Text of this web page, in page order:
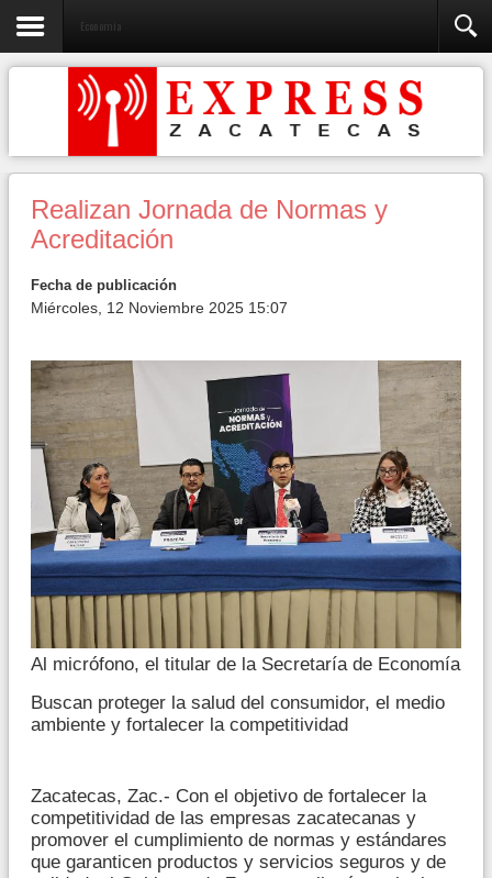
Economía
Realizan Jornada de Normas y
Acreditación
Fecha de publicación
Miércoles, 12 Noviembre 2025 15:07
Al micrófono, el titular de la Secretaría de Economía
Buscan proteger la salud del consumidor, el medio
ambiente y fortalecer la competitividad
Zacatecas, Zac.- Con el objetivo de fortalecer la
competitividad de las empresas zacatecanas y
promover el cumplimiento de normas y estándares
que garanticen productos y servicios seguros y de